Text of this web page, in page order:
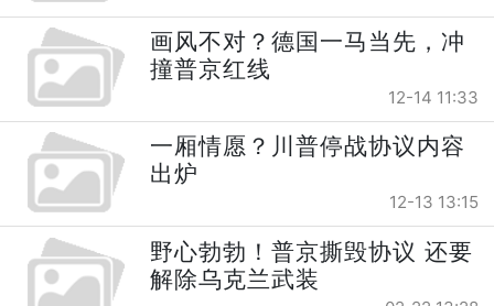
画风不对？德国一马当先，冲
撞普京红线
12-14 11:33
一厢情愿？川普停战协议内容
出炉
12-13 13:15
野心勃勃！普京撕毁协议 还要
解除乌克兰武装